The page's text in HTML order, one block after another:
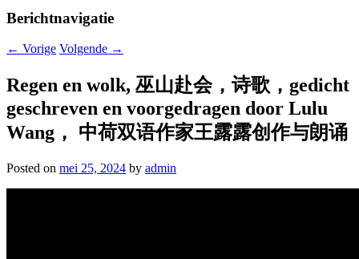
Berichtnavigatie
← Vorige Volgende →
Regen en wolk, 巫山赴会，诗歌，gedicht
geschreven en voorgedragen door Lulu
Wang， 中荷双语作家王露露创作与朗诵
Posted on mei 25, 2024 by admin